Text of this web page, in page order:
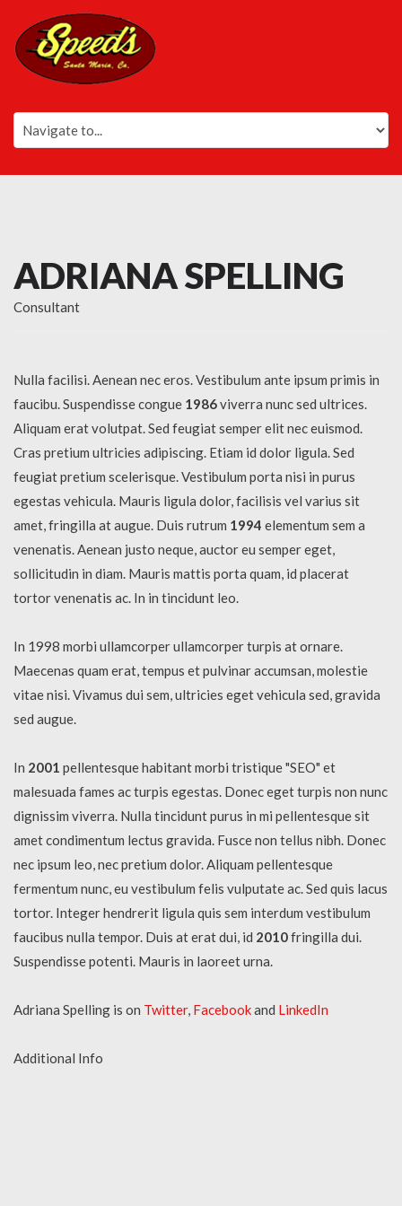
ADRIANA SPELLING
Consultant
Nulla facilisi. Aenean nec eros. Vestibulum ante ipsum primis in
faucibu. Suspendisse congue 1986viverra nunc sed ultrices.
Aliquam erat volutpat. Sed feugiat semper elit nec euismod.
Cras pretium ultricies adipiscing. Etiam id dolor ligula. Sed
feugiat pretium scelerisque. Vestibulum porta nisi in purus
egestas vehicula. Mauris ligula dolor, facilisis vel varius sit
amet, fringilla at augue. Duis rutrum 1994 elementum sem a
venenatis. Aenean justo neque, auctor eu semper eget,
sollicitudin in diam. Mauris mattis porta quam, id placerat
tortor venenatis ac. In in tincidunt leo.
In 1998 morbi ullamcorper ullamcorper turpis at ornare.
Maecenas quam erat, tempus et pulvinar accumsan, molestie
vitae nisi. Vivamus dui sem, ultricies eget vehicula sed, gravida
sed augue.
In 2001 pellentesque habitant morbi tristique "SEO" et
malesuada fames ac turpis egestas. Donec eget turpis non nunc
dignissim viverra. Nulla tincidunt purus in mi pellentesque sit
amet condimentum lectus gravida. Fusce non tellus nibh. Donec
nec ipsum leo, nec pretium dolor. Aliquam pellentesque
fermentum nunc, eu vestibulum felis vulputate ac. Sed quis lacus
tortor. Integer hendrerit ligula quis sem interdum vestibulum
faucibus nulla tempor. Duis at erat dui, id 2010fringilla dui.
Suspendisse potenti. Mauris in laoreet urna.
Adriana Spelling is on Twitter, Facebookand LinkedIn
Additional Info